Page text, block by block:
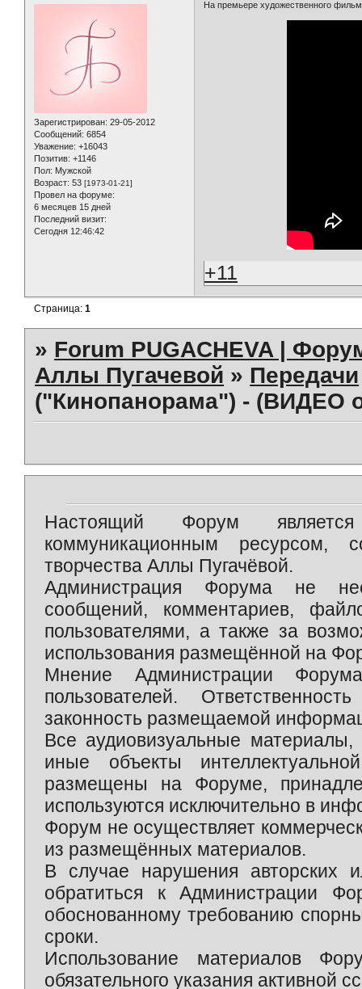
Зарегистрирован: 29-05-2012
Сообщений: 6854
Уважение: +16043
Позитив: +1146
Пол: Мужской
Возраст: 53 [1973-01-21]
Провел на форуме:
6 месяцев 15 дней
Последний визит:
Сегодня 12:46:42
На премьере художественного
+11
Страница:1
» Forum PUGACHEVA |
Аллы Пугачевой » Передачи
("Кинопанорама") - (ВИДЕО
Настоящий Форум является
коммуникационным ресурсом,
творчества Аллы Пугачёвой.
Администрация Форума не
сообщений, комментариев,
пользователями, а также за
использования размещённой на
Мнение Администрации
пользователей.
законность размещаемой
Все аудиовизуальные
иные объекты
размещены на Форуме,
используются исключительно в
Форум не осуществляет
из размещённых материалов.
В случае нарушения авторских
обратиться к Администрации
обоснованному требованию
сроки.
Использование материалов
обязательного указания активной